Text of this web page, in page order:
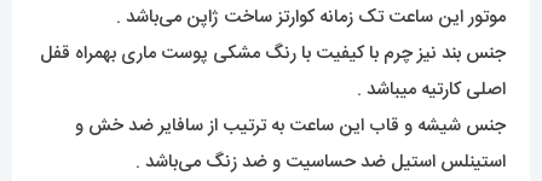
موتور این ساعت تک زمانه کوارتز ساخت ژاپن می‌باشد .
جنس بند نیز چرم با کیفیت با رنگ مشکی پوست ماری بهمراه قفل
اصلی کارتیه میباشد .
جنس شیشه و قاب این ساعت به ترتیب از سافایر ضد خش و
استینلس استیل ضد حساسیت و ضد زنگ می‌باشد .